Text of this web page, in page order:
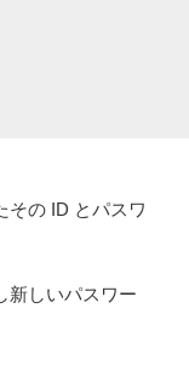
その ID とパスワ
新しいパスワー